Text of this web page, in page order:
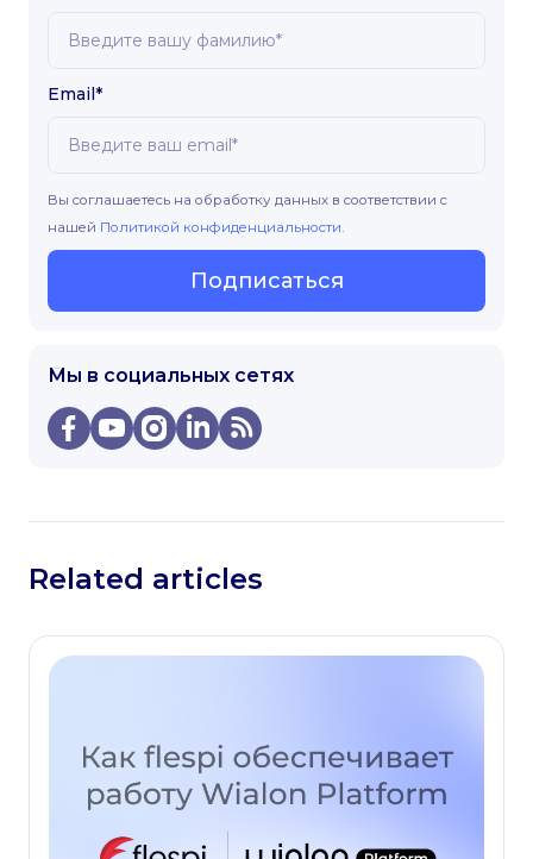
Email*
Вы соглашаетесь на обработку данных в соответствии с
нашей Политикой конфиденциальности.
Подписаться
Мы в социальных сетях
Related articles